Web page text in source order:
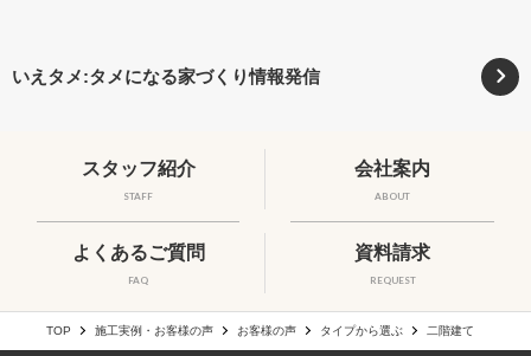
いえタメ:タメになる家づくり情報発信
スタッフ紹介
STAFF
会社案内
ABOUT
よくあるご質問
FAQ
資料請求
REQUEST
TOP 施工実例・お客様の声 お客様の声 タイプから選ぶ 二階建て